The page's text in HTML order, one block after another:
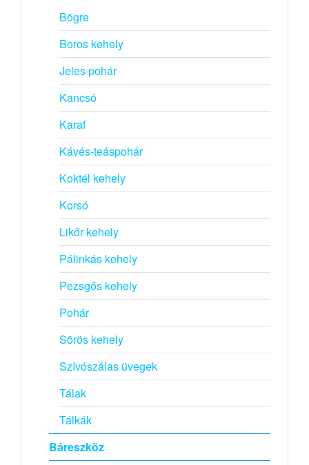
Bögre
Boros kehely
Jeles pohár
Kancsó
Karaf
Kávés-teáspohár
Koktél kehely
Korsó
Likőr kehely
Pálinkás kehely
Pezsgős kehely
Pohár
Sörös kehely
Szívószálas üvegek
Tálak
Tálkák
Báreszköz